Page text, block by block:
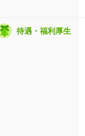
待遇・福利厚生